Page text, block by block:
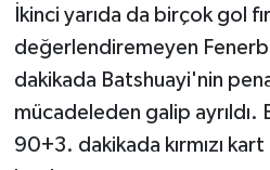
İkinci yarıda da birçok gol
değerlendiremeyen
dakikada Batshuayi'nin
mücadeleden galip ayrıldı.
90+3. dakikada kırmızı kart